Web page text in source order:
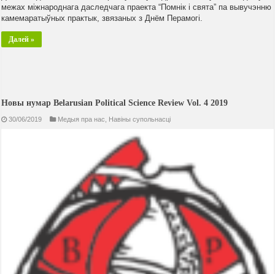
межах міжнароднага даследчага праекта “Помнік і свята” па вывучэнню
камемаратыўных практык, звязаных з Днём Перамогі.
Далей »
Новы нумар Belarusian Political Science Review Vol. 4 2019
30/06/2019 Медыя пра нас Навiны супольнасцi